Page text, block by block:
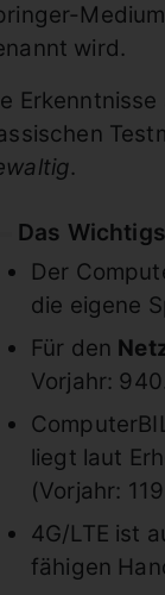
wird.
.
Das
Der
die eigene
Für den
Vorjahr:
liegt laut
(Vorjahr:
4G/LTE ist
fähigen